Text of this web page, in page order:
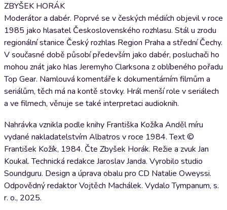
ZBYŠEK HORÁK
Moderátor a dabér. Poprvé se v českých médiích objevil v roce
1985 jako hlasatel Československého rozhlasu. Stál u zrodu
regionální stanice Český rozhlas Region Praha a střední Čechy.
V současné době působí především jako dabér, posluchači ho
mohou znát jako hlas Jeremyho Clarksona z oblíbeného pořadu
Top Gear. Namlouvá komentáře k dokumentárním filmům a
seriálům, těch má na kontě stovky. Hrál menší role v seriálech
a ve filmech, věnuje se také interpretaci audioknih.
Nahrávka vznikla podle knihy Františka Kožíka Anděl míru
vydané nakladatelstvím Albatros v roce 1984. Text ©
František Kožík, 1984. Čte Zbyšek Horák. Režie a zvuk Jan
Koukal. Technická redakce Jaroslav Janda. Vyrobilo studio
Soundguru. Design a úprava obalu pro CD Natalie Oweyssi.
Odpovědný redaktor Vojtěch Machálek. Vydalo Tympanum, s.
r. o., 2025.